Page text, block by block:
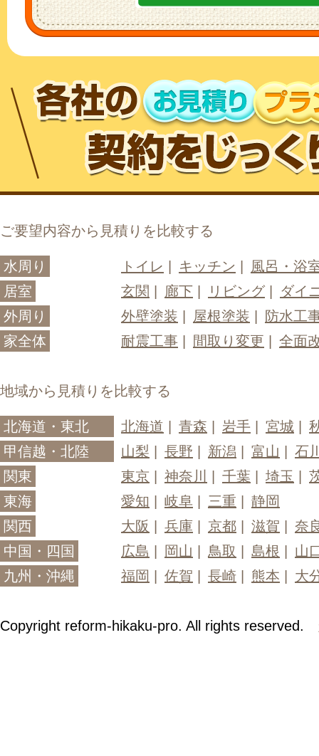
ご要望内容から見積りを比較する
水周り トイレ キッチン
風呂・浴
居室
玄関 廊下 リビング
ダイ
外周り
外壁塗装 屋根塗装
防水工
家全体
耐震工事 間取り変更 全面
地域から見積りを比較する
北海道・東北 北海道 青森 岩手 宮城
甲信越・北陸
山梨 長野 新潟 富山
石
関東
東京 神奈川 千葉 埼玉
東海
愛知 岐阜 三重
静岡
関西
大阪 兵庫 京都 滋賀
奈
中国・四国
広島 岡山 鳥取 島根
山
九州・沖縄
福岡 佐賀 長崎 熊本 大
Copyright reform-hikaku-pro. All rights reserved.